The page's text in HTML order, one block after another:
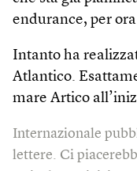
endurance, per
Intanto ha
Atlantico.
mare Artico
Internazionale
lettere. Ci